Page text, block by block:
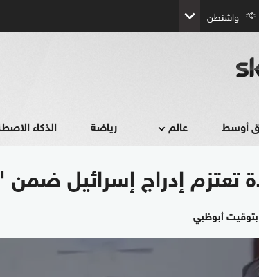
واشنطن
أوسط عالم رياضة الذكاء
تعتزم إدراج إسرائيل ضمن